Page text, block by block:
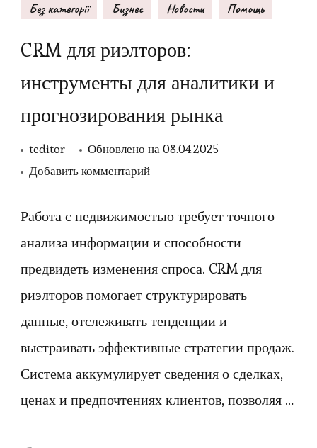
Без категорії Бизнес Новости Помощь
CRM для риэлторов:
инструменты для аналитики и
прогнозирования рынка
teditor Обновлено на08.04.2025
Добавить комментарийк
CRM
инструменты
для
аналитики
и
Работа с недвижимостью требует точного
анализа информации и способности
предвидеть изменения спроса. CRM для
риэлторов помогает структурировать
данные, отслеживать тенденции и
выстраивать эффективные стратегии продаж.
Система аккумулирует сведения о сделках,
ценах и предпочтениях клиентов, позволяя …